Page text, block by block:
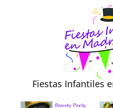
Trivial Virtual
Fiestas Infantiles